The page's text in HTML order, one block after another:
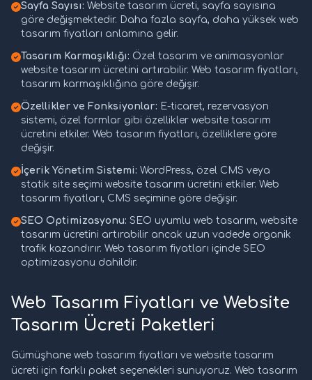
Sayfa Sayısı: Website tasarım ücreti, sayfa sayısına
göre değişmektedir. Daha fazla sayfa, daha yüksek web
tasarım fiyatları anlamına gelir.
Tasarım Karmaşıklığı: Özel tasarım ve animasyonlar
website tasarım ücretini artırabilir. Web tasarım fiyatları,
tasarım karmaşıklığına göre değişir.
Özellikler ve Fonksiyonlar: E-ticaret, rezervasyon
sistemi, özel formlar gibi özellikler website tasarım
ücretini etkiler. Web tasarım fiyatları, özelliklere göre
değişir.
İçerik Yönetim Sistemi: WordPress, özel CMS veya
statik site seçimi website tasarım ücretini etkiler. Web
tasarım fiyatları, CMS seçimine göre değişir.
SEO Optimizasyonu: SEO uyumlu web tasarım, website
tasarım ücretini artırabilir ancak uzun vadede organik
trafik kazandırır. Web tasarım fiyatları içinde SEO
optimizasyonu dahildir.
Web Tasarım Fiyatları ve Website
Tasarım Ücreti Paketleri
Gümüşhane web tasarım fiyatları ve website tasarım
ücreti için farklı paket seçenekleri sunuyoruz. Web tasarım